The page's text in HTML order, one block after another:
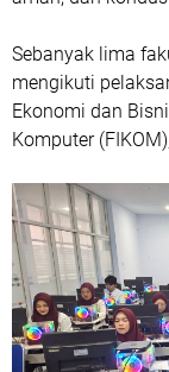
Sebanyak lima
mengikuti
Ekonomi dan
Komputer